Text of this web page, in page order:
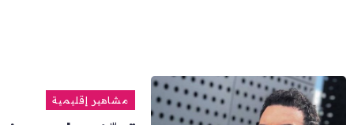
مشاهير إقليمية